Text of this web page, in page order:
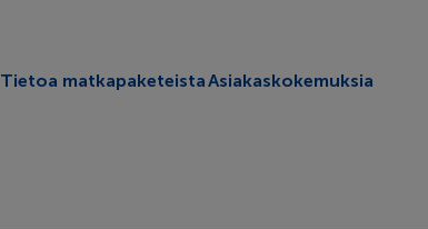
Tietoa matkapaketeistaAsiakaskokemuksia